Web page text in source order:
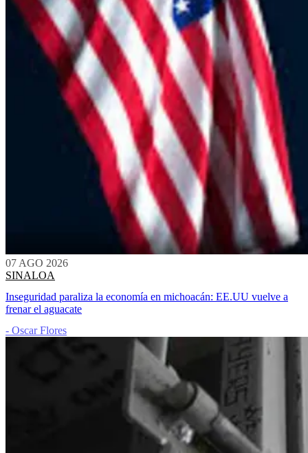
07 AGO 2026
SINALOA
Inseguridad paraliza la economía en michoacán: EE.UU vuelve a
frenar el aguacate
- Oscar Flores